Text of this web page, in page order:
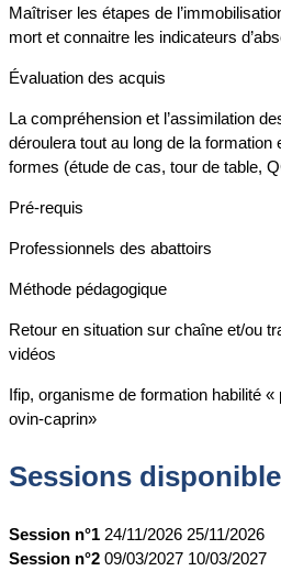
Maîtriser les étapes de
mort et connaitre les indicateurs
Évaluation des acquis
La compréhension et l’assimilation
déroulera tout au long de la formation
formes (étude de cas, tour de table,
Pré-requis
Professionnels des abattoirs
Méthode pédagogique
Retour en situation sur chaîne et/ou
vidéos
Ifip, organisme de formation habilité
ovin-caprin»
Sessions
Session n°1 24/11/2026 25/11/2026
Session n°2 09/03/2027 10/03/2027